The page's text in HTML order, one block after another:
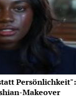
Persönlichkeit":
Makeover